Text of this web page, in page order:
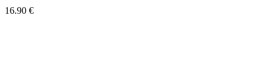
16.90 €